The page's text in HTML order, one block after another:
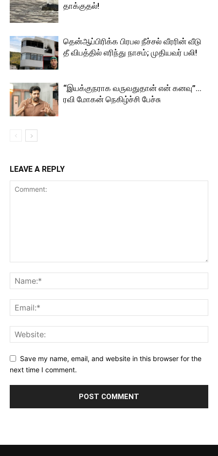
தாக்குதல்!
தென்ஆப்பிரிக்க பிரபல நீச்சல் வீரரின் வீடு
தீ விபத்தில் எரிந்து நாசம்; முதியவர் பலி!
“இயக்குநராக வருவதுதான் என் கனவு”…
ரவி மோகன் நெகிழ்ச்சி பேச்சு
LEAVE A REPLY
Save my name, email, and website in this browser for the
next time I comment.